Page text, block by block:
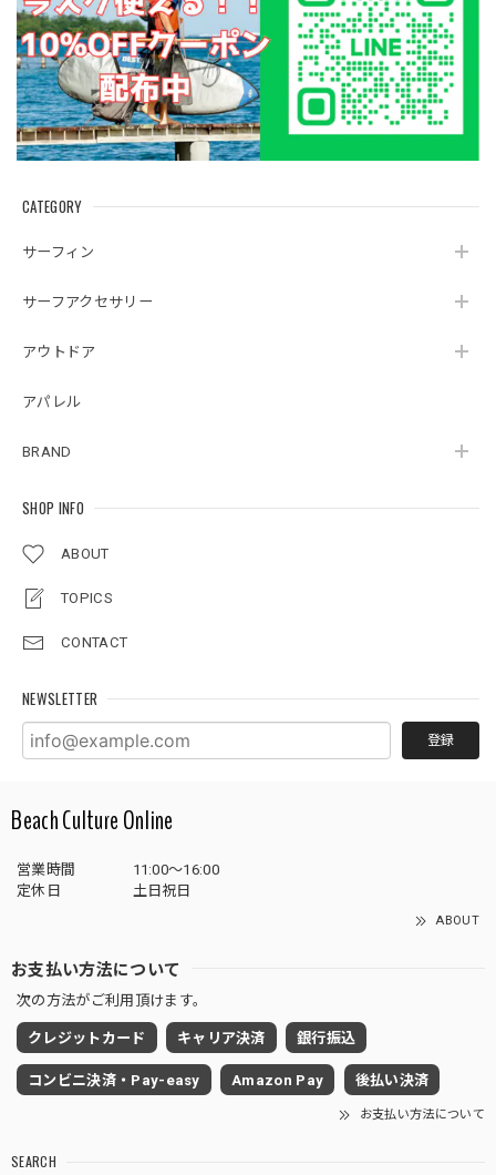
CATEGORY
サーフィン
サーフアクセサリー
アウトドア
アパレル
BRAND
SHOP INFO
ABOUT
TOPICS
CONTACT
NEWSLETTER
登録
Beach Culture Online
営業時間
11:00～16:00
定休日
土日祝日
ABOUT
お支払い方法について
次の方法がご利用頂けます。
クレジットカード キャリア決済 銀行振込
コンビニ決済・Pay-easy Amazon Pay 後払い決済
お支払い方法について
SEARCH